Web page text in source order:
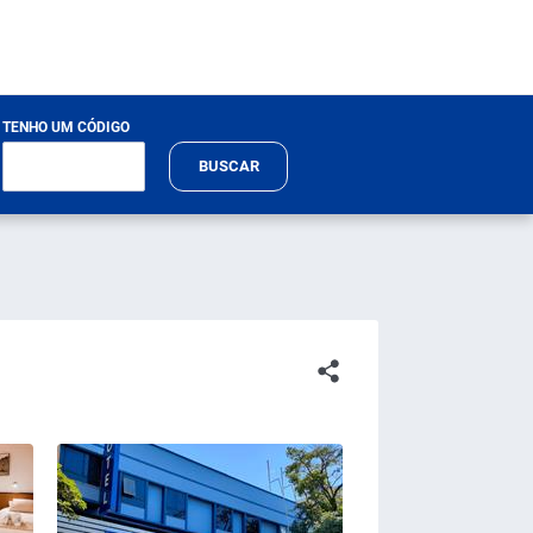
TENHO UM CÓDIGO
BUSCAR